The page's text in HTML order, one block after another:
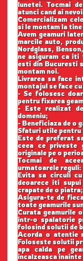
lunetei. Tocmai
atunci cand ai
Comercializam
si le montam la
Avem geamuri
marcile auto,
Nordglass,
ne asiguram ca iti
esti din Bucuresti
montam noi.
Livrarea sa face
montajul se face
- Se folosesc
pentru fixarea
- Este realizat
domeniu;
- Beneficiaza de o
Sfaturi utile pentru
Este de preferat
ceea ce priveste
originale pe o
Tocmai de
urmatoarele reguli:
Evita sa circuli
deoarece iti
crapate de o piatra;
Asigura-te de
toate geamurile
Curata geamurile
intr-o spalatorie
folosind solutii de
Acorda o atentie
Foloseste solutii
apa calda pe
incalzeasca inainte